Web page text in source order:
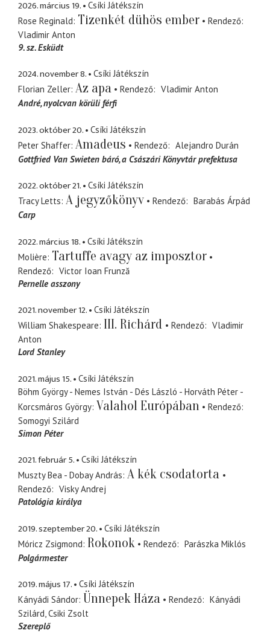
2026. március 19.
Csíki Játékszín
Rose Reginald Tizenkét dühös ember
Rendező
Vladimir Anton
9. sz. Esküdt
2024. november 8.
Csíki Játékszín
Florian Zeller Az apa Rendező
Vladimir Anton
André nyolcvan körüli férfi
2023. október 20.
Csíki Játékszín
Peter Shaffer Amadeus Rendező
Alejandro Durán
Gottfried Van Swieten báró a Császári Könyvtár prefektusa
2022. október 21.
Csíki Játékszín
Tracy Letts A jegyzőkönyv Rendező
Barabás Árpád
Carp
2022. március 18.
Csíki Játékszín
Molière Tartuffe avagy az imposztor
Rendező
Victor Ioan Frunză
Pernelle asszony
2021. november 12.
Csíki Játékszín
William Shakespeare III. Richárd Rendező
Vladimir
Anton
Lord Stanley
2021. május 15.
Csíki Játékszín
Böhm György - Nemes István - Dés László - Horváth Péter -
Korcsmáros György Valahol Európában
Rendező
Somogyi Szilárd
Simon Péter
2021. február 5.
Csíki Játékszín
Muszty Bea - Dobay András A kék csodatorta
Rendező
Visky Andrej
Patológia királya
2019. szeptember 20.
Csíki Játékszín
Móricz Zsigmond Rokonok Rendező
Parászka Miklós
Polgármester
2019. május 17.
Csíki Játékszín
Kányádi Sándor Ünnepek Háza Rendező
Kányádi
Szilárd Csiki Zsolt
Szereplő